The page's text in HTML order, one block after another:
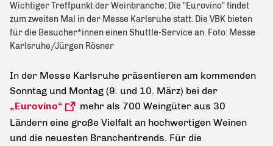
Wichtiger Treffpunkt der Weinbranche: Die "Eurovino" findet
zum zweiten Mal in der Messe Karlsruhe statt. Die VBK bieten
für die Besucher*innen einen Shuttle-Service an. Foto: Messe
Karlsruhe/Jürgen Rösner
In der Messe Karlsruhe präsentieren am kommenden
Sonntag und Montag (9. und 10. März) bei der
„Eurovino“
mehr als 700 Weingüter aus 30
Ländern eine große Vielfalt an hochwertigen Weinen
und die neuesten Branchentrends. Für die